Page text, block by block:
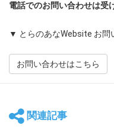
電話でのお問い合わせは受
▼ とらのあなWebsite お問
お問い合わせはこちら
関連記事